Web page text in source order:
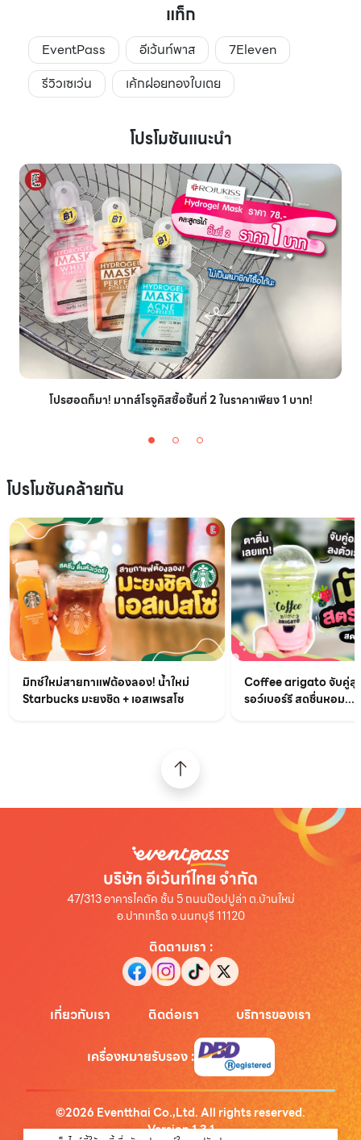
แท็ก
EventPass อีเว้นท์พาส
7Eleven
รีวิวเซเว่น
เค้กฝอยทองใบเตย
โปรโมชันแนะนำ
โปรฮอตก็มา! มากส์โรจูคิสซื้อชิ้นที่ 2 ในราคาเพียง 1 บาท!
โปรโมชันคล้ายกัน
มิกซ์ใหม่สายกาแฟต้องลอง! น้ำใหม่
Starbucks มะยงชิด + เอสเพรสโซ
Coffee arigato จับคู่สุ
รอว์เบอร์รี สดชื่นหอม...
บริษัท อีเว้นท์ไทย จำกัด
47/313 อาคารไคตัค ชั้น 5 ถนนป๊อปปูล่า ต.บ้านใหม่
อ.ปากเกร็ด จ.นนทบุรี 11120
ติดตามเรา :
เกี่ยวกับเรา ติดต่อเรา บริการของเรา
เครื่องหมายรับรอง:
©2026 Eventthai Co.,Ltd. All rights reserved.
Version1.3.1